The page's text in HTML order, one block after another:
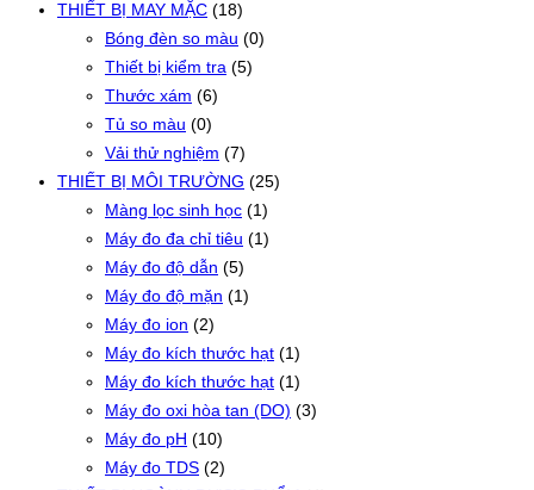
THIẾT BỊ MAY MẶC (18)
Bóng đèn so màu (0)
Thiết bị kiểm tra (5)
Thước xám (6)
Tủ so màu (0)
Vải thử nghiệm (7)
THIẾT BỊ MÔI TRƯỜNG (25)
Màng lọc sinh học (1)
Máy đo đa chỉ tiêu (1)
Máy đo độ dẫn (5)
Máy đo độ mặn (1)
Máy đo ion (2)
Máy đo kích thước hạt (1)
Máy đo kích thước hạt (1)
Máy đo oxi hòa tan (DO) (3)
Máy đo pH (10)
Máy đo TDS (2)